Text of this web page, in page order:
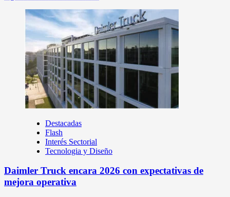
Destacadas
Flash
Interés Sectorial
Tecnologia y Diseño
Daimler Truck encara 2026 con expectativas de
mejora operativa